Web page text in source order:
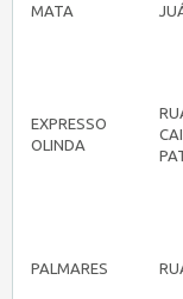
MATA
EXPRESSO
OLINDA
PALMARES